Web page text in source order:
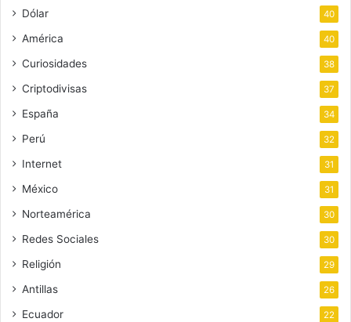
Dólar 40
América 40
Curiosidades 38
Criptodivisas 37
España 34
Perú 32
Internet 31
México 31
Norteamérica 30
Redes Sociales 30
Religión 29
Antillas 26
Ecuador 22